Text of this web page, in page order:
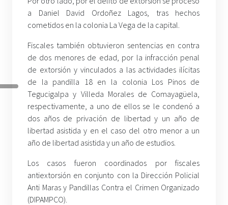
a Daniel David Ordoñez Lagos, tras hechos
cometidos en la colonia La Vega de la capital.
Fiscales también obtuvieron sentencias en contra
de dos menores de edad, por la infracción penal
de extorsión y vinculados a las actividades ilícitas
de la pandilla 18 en la colonia Los Pinos de
Tegucigalpa y Villeda Morales de Comayagüela,
respectivamente, a uno de ellos se le condenó a
dos años de privación de libertad y un año de
libertad asistida y en el caso del otro menor a un
año de libertad asistida y un año de estudios.
Los casos fueron coordinados por fiscales
antiextorsión en conjunto con la Dirección Policial
Anti Maras y Pandillas Contra el Crimen Organizado
(DIPAMPCO).